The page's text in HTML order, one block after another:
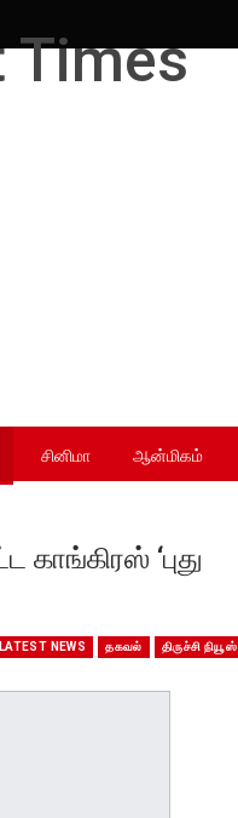
சினிமா ஆன்மிகம்
‘புது
LATEST NEWS தகவல் திருச்சி நியூஸ்